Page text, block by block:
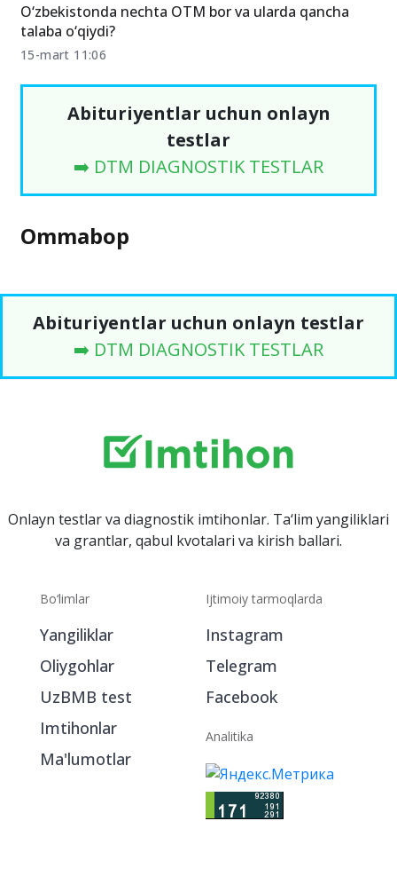
O‘zbekistonda nechta OTM bor va ularda qancha
talaba o‘qiydi?
15-mart 11:06
Abituriyentlar uchun onlayn
testlar
➡️ DTM DIAGNOSTIK TESTLAR
Ommabop
Abituriyentlar uchun onlayn testlar
➡️ DTM DIAGNOSTIK TESTLAR
Onlayn testlar va diagnostik imtihonlar. Ta‘lim yangiliklari
va grantlar, qabul kvotalari va kirish ballari.
Bo‘limlar
Yangiliklar
Oliygohlar
UzBMB test
Imtihonlar
Ma'lumotlar
Ijtimoiy tarmoqlarda
Instagram
Telegram
Facebook
Analitika